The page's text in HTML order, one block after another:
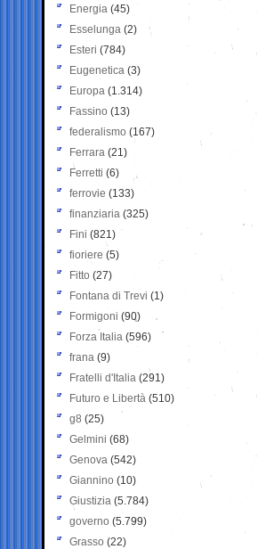
Energia (45)
Esselunga (2)
Esteri (784)
Eugenetica (3)
Europa (1.314)
Fassino (13)
federalismo (167)
Ferrara (21)
Ferretti (6)
ferrovie (133)
finanziaria (325)
Fini (821)
fioriere (5)
Fitto (27)
Fontana di Trevi (1)
Formigoni (90)
Forza Italia (596)
frana (9)
Fratelli d'Italia (291)
Futuro e Libertà (510)
g8 (25)
Gelmini (68)
Genova (542)
Giannino (10)
Giustizia (5.784)
governo (5.799)
Grasso (22)